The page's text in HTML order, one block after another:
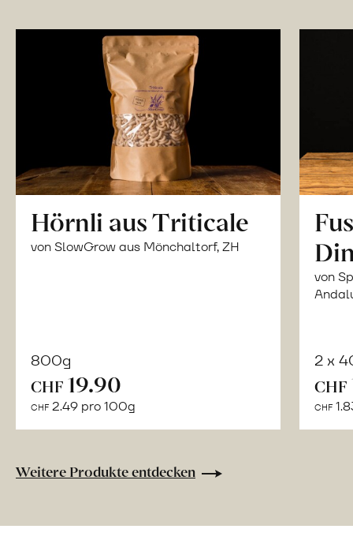
Hörnli aus Triticale
von SlowGrow aus Mönchaltorf, ZH
800g
CHF 19.90
CHF 2.49 pro 100g
von
2 x
CHF
CHF
Weitere Produkte entdecken